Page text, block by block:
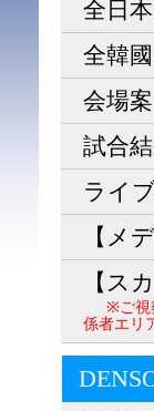
全日
全韓
会場
試合
ライ
【メ
【ス
※ご視
係者エリ